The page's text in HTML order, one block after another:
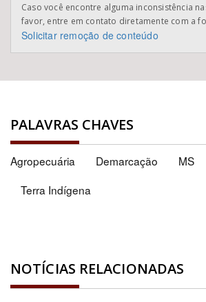
Caso você encontre alguma inconsistência
favor, entre em contato diretamente com a
Solicitar remoção de conteúdo
PALAVRAS CHAVES
Agropecuária Demarcação MS
Terra Indígena
NOTÍCIAS RELACIONADAS